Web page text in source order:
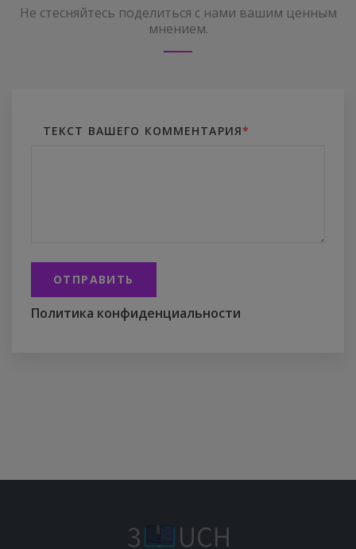
Не стесняйтесь поделиться с нами вашим ценным
мнением.
ТЕКСТ ВАШЕГО КОММЕНТАРИЯ*
ОТПРАВИТЬ
Политика конфиденциальности